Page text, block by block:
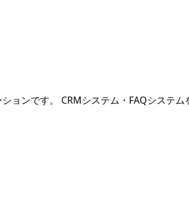
ンです。 CRMシステム・FAQシステ